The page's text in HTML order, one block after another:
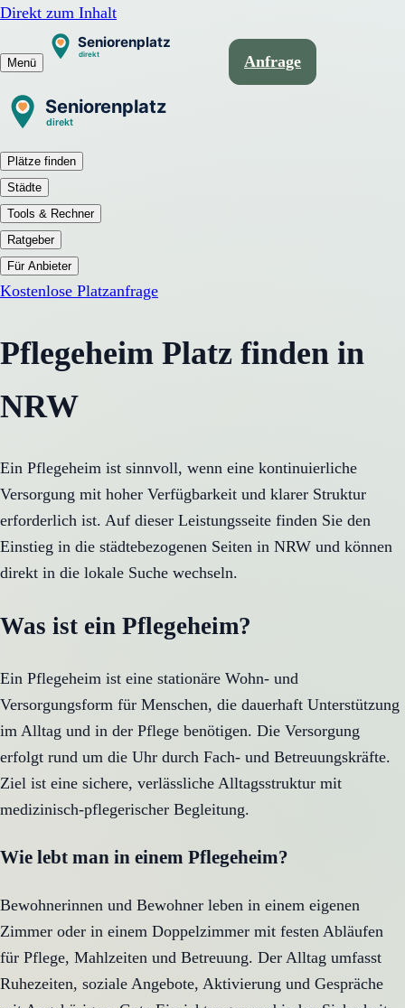
Direkt zum Inhalt
Menü Anfrage
Plätze finden
Städte
Tools & Rechner
Ratgeber
Für Anbieter
Kostenlose Platzanfrage
Pflegeheim Platz finden in
NRW
Ein Pflegeheim ist sinnvoll, wenn eine kontinuierliche
Versorgung mit hoher Verfügbarkeit und klarer Struktur
erforderlich ist. Auf dieser Leistungsseite finden Sie den
Einstieg in die städtebezogenen Seiten in NRW und können
direkt in die lokale Suche wechseln.
Was ist ein Pflegeheim?
Ein Pflegeheim ist eine stationäre Wohn- und
Versorgungsform für Menschen, die dauerhaft Unterstützung
im Alltag und in der Pflege benötigen. Die Versorgung
erfolgt rund um die Uhr durch Fach- und Betreuungskräfte.
Ziel ist eine sichere, verlässliche Alltagsstruktur mit
medizinisch-pflegerischer Begleitung.
Wie lebt man in einem Pflegeheim?
Bewohnerinnen und Bewohner leben in einem eigenen
Zimmer oder in einem Doppelzimmer mit festen Abläufen
für Pflege, Mahlzeiten und Betreuung. Der Alltag umfasst
Ruhezeiten, soziale Angebote, Aktivierung und Gespräche